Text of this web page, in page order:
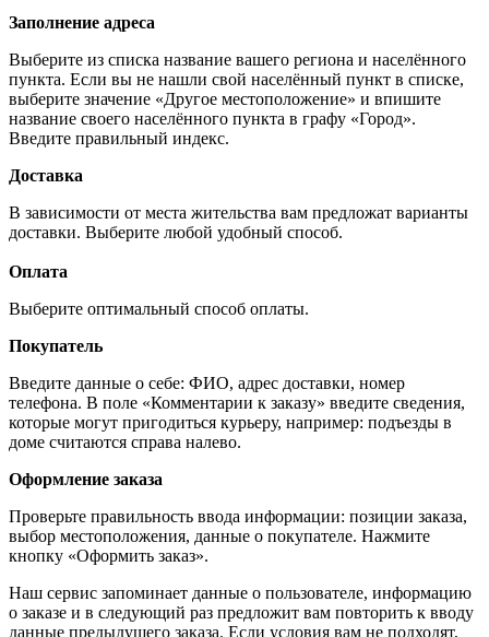
Заполнение адреса
Выберите из списка название вашего региона и населённого
пункта. Если вы не нашли свой населённый пункт в списке,
выберите значение «Другое местоположение» и впишите
название своего населённого пункта в графу «Город».
Введите правильный индекс.
Доставка
В зависимости от места жительства вам предложат варианты
доставки. Выберите любой удобный способ.
Оплата
Выберите оптимальный способ оплаты.
Покупатель
Введите данные о себе: ФИО, адрес доставки, номер
телефона. В поле «Комментарии к заказу» введите сведения,
которые могут пригодиться курьеру, например: подъезды в
доме считаются справа налево.
Оформление заказа
Проверьте правильность ввода информации: позиции заказа,
выбор местоположения, данные о покупателе. Нажмите
кнопку «Оформить заказ».
Наш сервис запоминает данные о пользователе, информацию
о заказе и в следующий раз предложит вам повторить к вводу
данные предыдущего заказа. Если условия вам не подходят,